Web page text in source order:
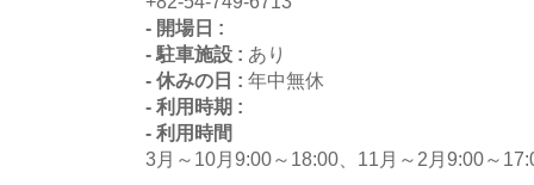
- 開場日 :
- 駐車施設 : あり
- 休みの日 : 年中無休
- 利用時期 :
- 利用時間
3月～10月9:00～18:00、11月～2月9:00～